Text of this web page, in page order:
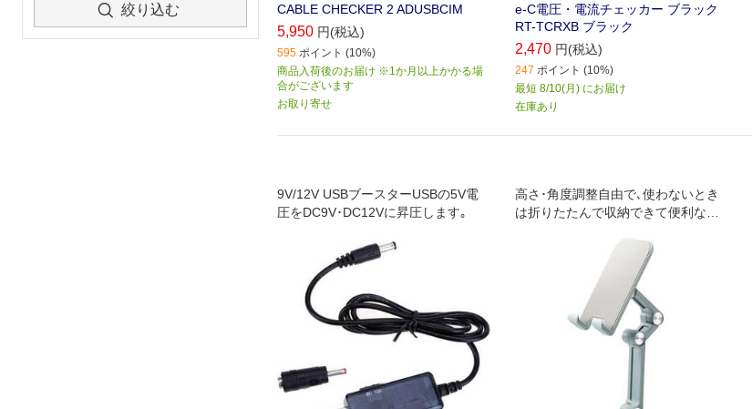
絞り込む
CABLE CHECKER 2 ADUSBCIM
5,950 円(税込)
595 ポイント (10%)
商品入荷後のお届け ※1か月以上かかる場
合がございます
お取り寄せ
e-C電圧・電流チェッカー ブラック
RT-TCRXB ブラック
2,470 円(税込)
247 ポイント (10%)
最短 8/10(月) にお届け
在庫あり
9V/12V USBブースターUSBの5V電
圧をDC9V･DC12Vに昇圧します｡
高さ･角度調整自由で､使わないとき
は折りたたんで収納できて便利なス
せるので調理中でも見やすい｡